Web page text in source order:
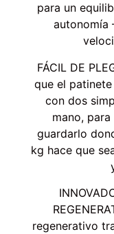
para un
autonomía
FÁCIL DE
que el
con dos
mano,
guardarlo
kg hace que
regenerativo